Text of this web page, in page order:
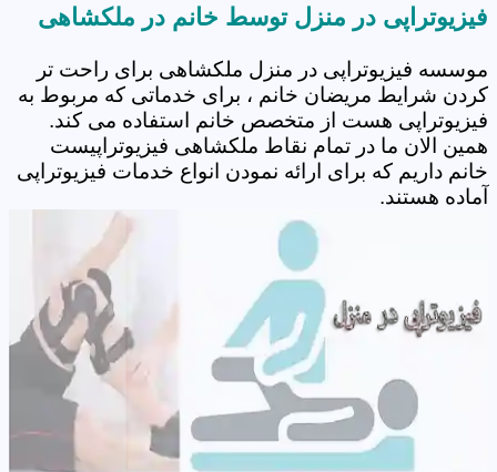
فیزیوتراپی در منزل توسط خانم در ملکشاهی
موسسه فیزیوتراپی در منزل ملکشاهی برای راحت تر
کردن شرایط مریضان خانم ، برای خدماتی که مربوط به
فیزیوتراپی هست از متخصص خانم استفاده می کند.
همین الان ما در تمام نقاط ملکشاهی فیزیوتراپیست
خانم داریم که برای ارائه نمودن انواع خدمات فیزیوتراپی
آماده هستند.